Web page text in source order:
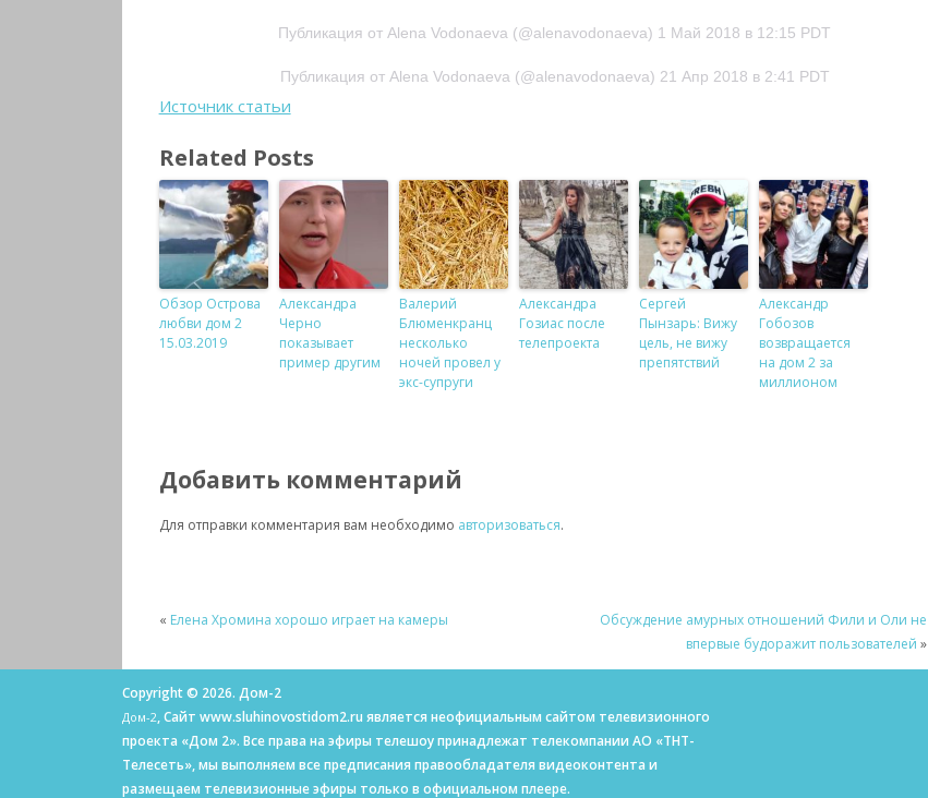
Публикация от Alena Vodonaeva (@alenavodonaeva) 1 Май 2018 в 12:15 PDT
Публикация от Alena Vodonaeva (@alenavodonaeva) 21 Апр 2018 в 2:41 PDT
Источник статьи
Related Posts
Обзор Острова
любви дом 2
15.03.2019
Александра
Черно
показывает
пример другим
Валерий
Блюменкранц
несколько
ночей провел у
экс-супруги
Александра
Гозиас после
телепроекта
Сергей
Пынзарь: Вижу
цель, не вижу
препятствий
Александр
Гобозов
возвращается
на дом 2 за
миллионом
Добавить комментарий
Для отправки комментария вам необходимо авторизоваться.
« Елена Хромина хорошо играет на камеры
Обсуждение амурных отношений Фили и Оли не
впервые будоражит пользователей »
Copyright © 2026. Дом-2
Дом-2, Сайт www.sluhinovostidom2.ru является неофициальным сайтом телевизионного
проекта «Дом 2». Все права на эфиры телешоу принадлежат телекомпании АО «ТНТ-
Телесеть», мы выполняем все предписания правообладателя видеоконтента и
размещаем телевизионные эфиры только в официальном плеере.